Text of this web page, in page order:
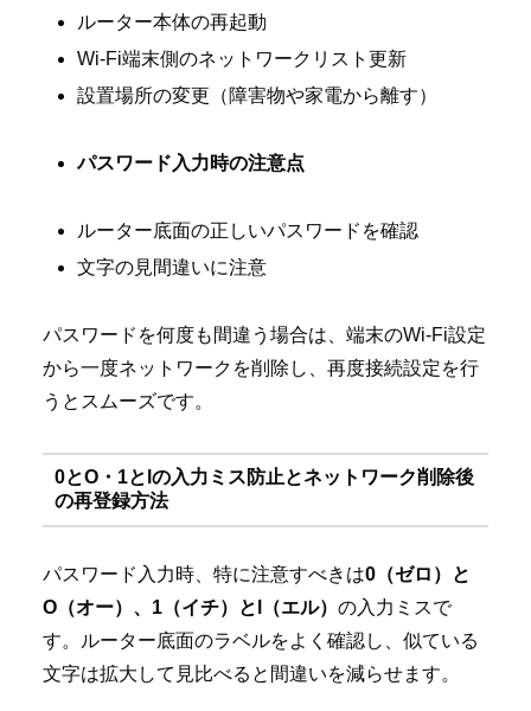
ルーター本体の再起動
Wi-Fi端末側のネットワークリスト更新
設置場所の変更（障害物や家電から離す）
パスワード入力時の注意点
ルーター底面の正しいパスワードを確認
文字の見間違いに注意
パスワードを何度も間違う場合は、端末のWi-Fi設定
から一度ネットワークを削除し、再度接続設定を行
うとスムーズです。
0とO・1とlの入力ミス防止とネットワーク削除後
の再登録方法
パスワード入力時、特に注意すべきは0（ゼロ）と
O（オー）、1（イチ）とl（エル） の入力ミスで
す。ルーター底面のラベルをよく確認し、似ている
文字は拡大して見比べると間違いを減らせます。